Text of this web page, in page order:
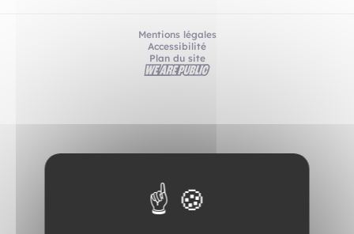
Mentions légales
Accessibilité
Plan du site